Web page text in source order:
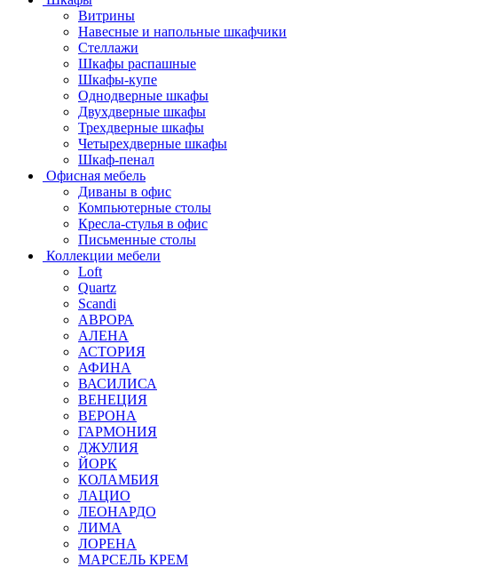
Витрины
Навесные и напольные шкафчики
Стеллажи
Шкафы распашные
Шкафы-купе
Однодверные шкафы
Двухдверные шкафы
Трехдверные шкафы
Четырехдверные шкафы
Шкаф-пенал
Офисная мебель
Диваны в офис
Компьютерные столы
Кресла-стулья в офис
Письменные столы
Коллекции мебели
Loft
Quartz
Scandi
АВРОРА
АЛЕНА
АСТОРИЯ
АФИНА
ВАСИЛИСА
ВЕНЕЦИЯ
ВЕРОНА
ГАРМОНИЯ
ДЖУЛИЯ
ЙОРК
КОЛАМБИЯ
ЛАЦИО
ЛЕОНАРДО
ЛИМА
ЛОРЕНА
МАРСЕЛЬ КРЕМ